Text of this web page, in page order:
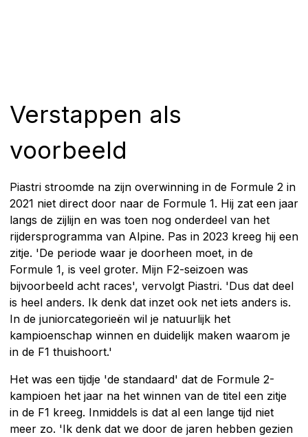
Verstappen als
voorbeeld
Piastri stroomde na zijn overwinning in de Formule 2 in
2021 niet direct door naar de Formule 1. Hij zat een jaar
langs de zijlijn en was toen nog onderdeel van het
rijdersprogramma van Alpine. Pas in 2023 kreeg hij een
zitje. 'De periode waar je doorheen moet, in de
Formule 1, is veel groter. Mijn F2-seizoen was
bijvoorbeeld acht races', vervolgt Piastri. 'Dus dat deel
is heel anders. Ik denk dat inzet ook net iets anders is.
In de juniorcategorieën wil je natuurlijk het
kampioenschap winnen en duidelijk maken waarom je
in de F1 thuishoort.'
Het was een tijdje 'de standaard' dat de Formule 2-
kampioen het jaar na het winnen van de titel een zitje
in de F1 kreeg. Inmiddels is dat al een lange tijd niet
meer zo. 'Ik denk dat we door de jaren hebben gezien